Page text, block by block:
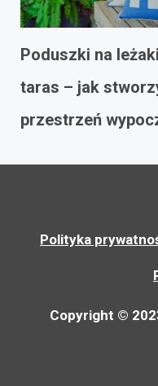
Poduszki na
taras – jak
przestrzeń
Polityka
Copyright ©